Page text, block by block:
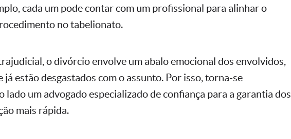
cada um pode contar com um profissional para alinhar o
no tabelionato.
o divórcio envolve um abalo emocional dos envolvidos,
já estão desgastados com o assunto. Por isso, torna-se
lado um advogado especializado de confiança para a garantia dos
mais rápida.